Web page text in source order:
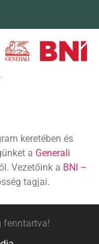
keretében és
a Generali
Vezetőink a BNI –
tagjai.
fenntartva!